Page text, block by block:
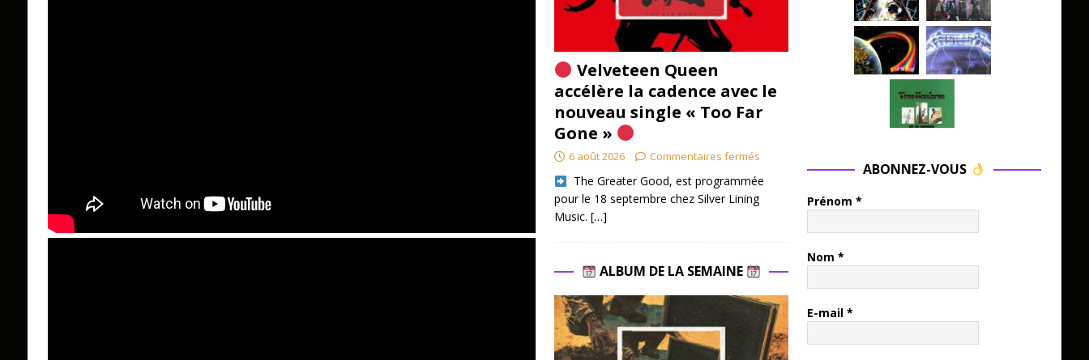
Velveteen Queen
accélère la cadence avec le
nouveau single « Too Far
Gone »
6 août 2026 Commentaires fermés
​ The Greater Good, est programmée
pour le 18 septembre chez Silver Lining
Music. […]
ALBUM DE LA SEMAINE
ABONNEZ-VOUS
Prénom *
Nom *
E-mail *